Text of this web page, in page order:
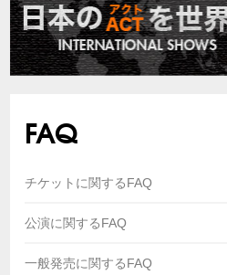
FAQ
チケットに関するFAQ
公演に関するFAQ
一般発売に関するFAQ